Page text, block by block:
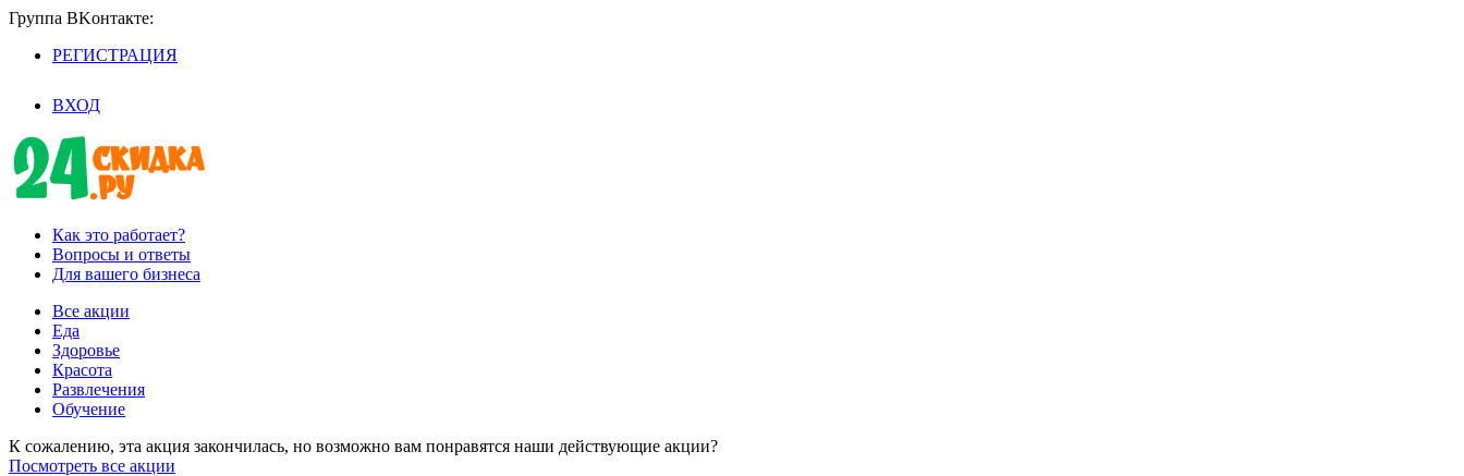
Группа BKoнтaктe:
РЕГИСТРАЦИЯ
ВХОД
Как это работает?
Вопросы и ответы
Для вашего бизнеса
Все акции
Еда
Здоровье
Красота
Развлечения
Обучение
К сожалению, эта акция закончилась, но возможно вам понравятся наши действующие акции?
Посмотреть все акции